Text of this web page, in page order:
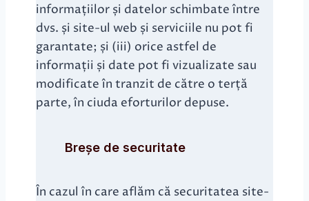
informațiilor și datelor schimbate între
dvs. și site-ul web și serviciile nu pot fi
garantate; și (iii) orice astfel de
informații și date pot fi vizualizate sau
modificate în tranzit de către o terță
parte, în ciuda eforturilor depuse.
Breșe de securitate
În cazul în care aflăm că securitatea site-